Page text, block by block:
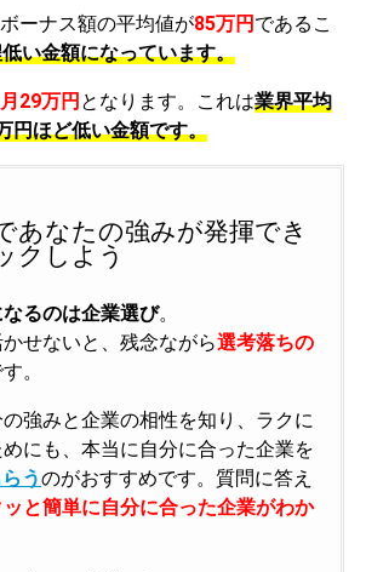
ーナス額の平均値が85万円 であるこ
い金額になっています。
月29万円 となります。これは業界平均
円ほど低い金額です。
あなたの強みが発揮でき
クしよう
るのは企業選び。
せないと、残念ながら選考落ちの
。
強みと企業の相性を知り、ラクに
にも、本当に自分に合った企業を
うのがおすすめです。質問に答え
と簡単に自分に合った企業がわか